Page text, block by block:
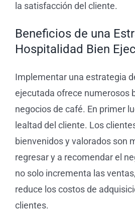
la satisfacción del cliente.
Beneficios de una
Hospitalidad Bien
Implementar una estrategia
ejecutada ofrece numerosos
negocios de café. En primer
lealtad del cliente. Los
bienvenidos y valorados son
regresar y a recomendar el
no solo incrementa las
reduce los costos de
clientes.